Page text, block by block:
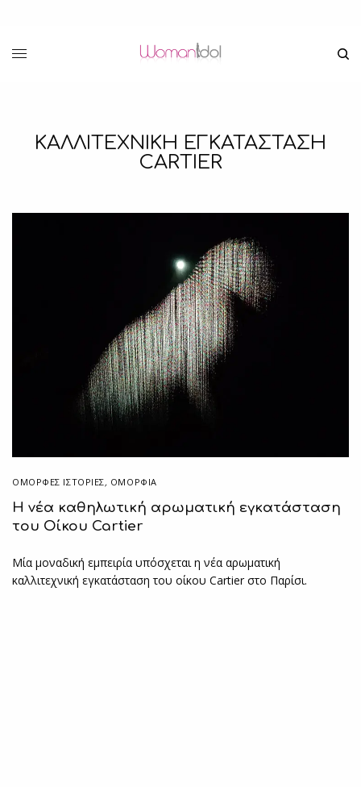
ΚΑΛΛΙΤΕΧΝΙΚΗ ΕΓΚΑΤΑΣΤΑΣΗ
CARTIER
ΌΜΟΡΦΕΣ ΙΣΤΟΡΊΕΣ, ΟΜΟΡΦΙΑ
Η νέα καθηλωτική αρωματική εγκατάσταση
του Οίκου Cartier
Μία μοναδική εμπειρία υπόσχεται η νέα αρωματική
καλλιτεχνική εγκατάσταση του οίκου Cartier στο Παρίσι.